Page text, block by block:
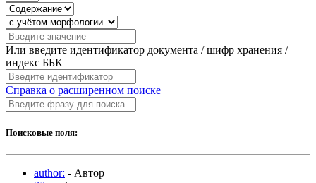
Или введите идентификатор документа / шифр хранения /
индекс ББК
Справка о расширенном поиске
Поисковые поля:
author: - Автор